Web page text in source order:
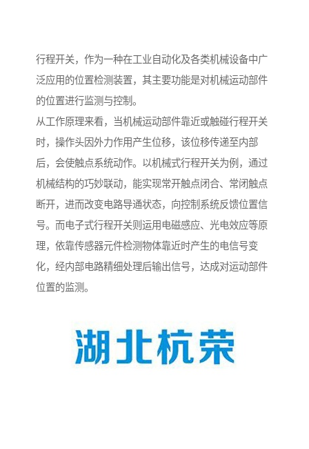
行程开关，作为一种在工业自动化及各类机械设备中广
泛应用的位置检测装置，其主要功能是对机械运动部件
的位置进行监测与控制。
从工作原理来看，当机械运动部件靠近或触碰行程开关
时，操作头因外力作用产生位移，该位移传递至内部
后，会使触点系统动作。以机械式行程开关为例，通过
机械结构的巧妙联动，能实现常开触点闭合、常闭触点
断开，进而改变电路导通状态，向控制系统反馈位置信
号。而电子式行程开关则运用电磁感应、光电效应等原
理，依靠传感器元件检测物体靠近时产生的电信号变
化，经内部电路精细处理后输出信号，达成对运动部件
位置的监测。